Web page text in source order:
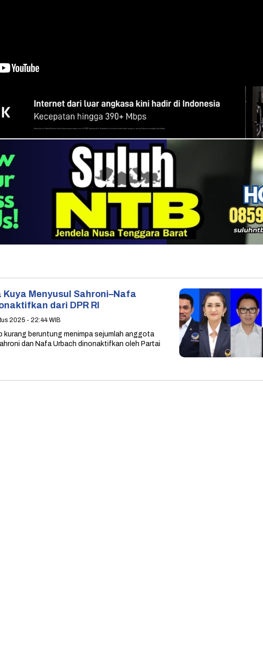
Kuya Menyusul Sahroni–Nafa
dari DPR RI
2025 - 22:44 WIB
kurang beruntung menimpa sejumlah anggota
dan Nafa Urbach dinonaktifkan oleh Partai